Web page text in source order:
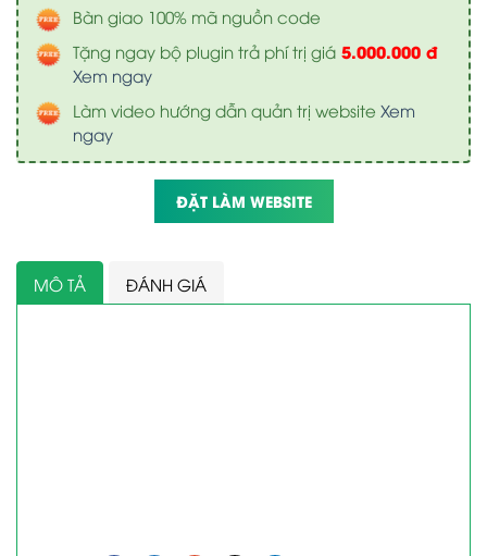
Bàn giao 100% mã nguồn code
Tặng ngay bộ plugin trả phí trị giá 5.000.000 đ
Xem ngay
Làm video hướng dẫn quản trị website Xem
ngay
ĐẶT LÀM WEBSITE
MÔ TẢ ĐÁNH GIÁ